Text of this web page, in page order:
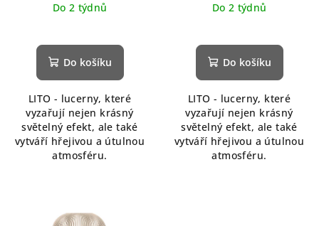
Do 2 týdnů
Do košíku
LITO - lucerny, které
vyzařují nejen krásný
světelný efekt, ale také
vytváří hřejivou a útulnou
atmosféru.
Do 2 týdnů
Do košíku
LITO - lucerny, které
vyzařují nejen krásný
světelný efekt, ale také
vytváří hřejivou a útulnou
atmosféru.